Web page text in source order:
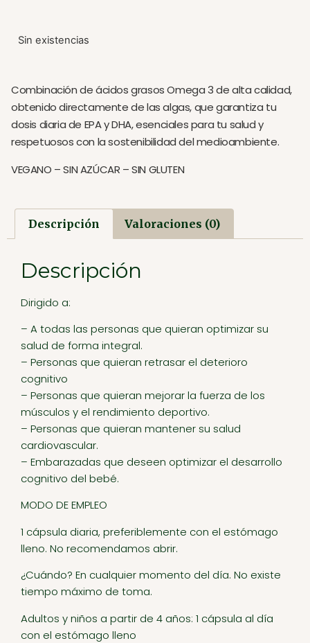
Sin existencias
Combinación de ácidos grasos Omega 3 de alta calidad,
obtenido directamente de las algas, que garantiza tu
dosis diaria de EPA y DHA, esenciales para tu salud y
respetuosos con la sostenibilidad del medioambiente.
VEGANO – SIN AZÚCAR – SIN GLUTEN
Descripción Valoraciones (0)
Descripción
Dirigido a:
– A todas las personas que quieran optimizar su
salud de forma integral.
– Personas que quieran retrasar el deterioro
cognitivo
– Personas que quieran mejorar la fuerza de los
músculos y el rendimiento deportivo.
– Personas que quieran mantener su salud
cardiovascular.
– Embarazadas que deseen optimizar el desarrollo
cognitivo del bebé.
MODO DE EMPLEO
1 cápsula diaria, preferiblemente con el estómago
lleno. No recomendamos abrir.
¿Cuándo? En cualquier momento del día. No existe
tiempo máximo de toma.
Adultos y niños a partir de 4 años: 1 cápsula al día
con el estómago lleno